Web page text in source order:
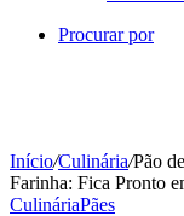
Procurar por
Início/Culinária/Pão
Farinha: Fica Pronto
CulináriaPães